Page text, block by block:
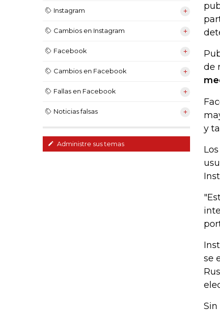
Instagram
Cambios en Instagram
Facebook
Cambios en Facebook
Fallas en Facebook
Noticias falsas
Administre sus temas
de
y
se